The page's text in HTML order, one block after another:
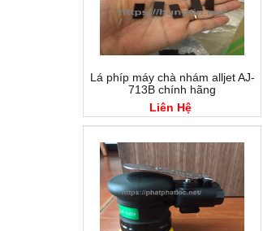
Lá phíp máy chà nhám alljet AJ-
713B chính hãng
Liên Hệ